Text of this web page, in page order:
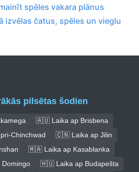
spēles vakara plānus
izvēlas čatus, spēles un vieglu
pilsētas šodien
🇦🇺 Laika ap Brisbena
Chinchwad
🇨🇳 Laika ap Jilin
🇲🇦 Laika ap Kasablanka
🇭🇺 Laika ap Budapešta